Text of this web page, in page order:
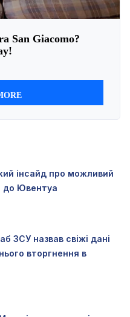
інсайд про можливий
до Ювентуа
ЗСУ назвав свіжі дані
вторгнення в